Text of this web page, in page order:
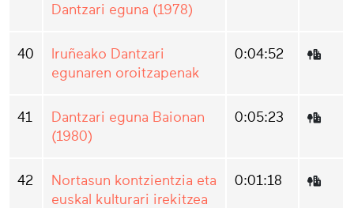
Dantzari eguna (1978)
40
Iruñeako Dantzari
egunaren oroitzapenak
0:04:52
41
Dantzari eguna Baionan
(1980)
0:05:23
42
Nortasun kontzientzia eta
euskal kulturari irekitzea
0:01:18